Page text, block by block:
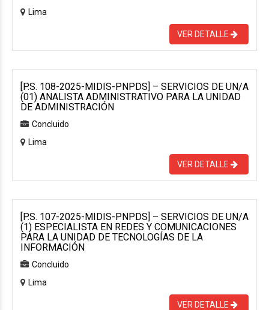
Lima
VER DETALLE
[P.S. 108-2025-MIDIS-PNPDS] – SERVICIOS DE UN/A
(01) ANALISTA ADMINISTRATIVO PARA LA UNIDAD
DE ADMINISTRACIÓN
Concluido
Lima
VER DETALLE
[P.S. 107-2025-MIDIS-PNPDS] – SERVICIOS DE UN/A
(1) ESPECIALISTA EN REDES Y COMUNICACIONES
PARA LA UNIDAD DE TECNOLOGÍAS DE LA
INFORMACIÓN
Concluido
Lima
VER DETALLE